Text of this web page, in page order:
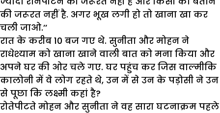
की जरूरत नहीं है. अगर भूख लगी हो तो खाना खा कर
चली जाओ.’’
रात के करीब 10 बज गए थे. सुनीता और मोहन ने
राधेश्याम को खाना खाने वाली बात को मना किया और
अपने घर की ओर चले गए. घर पहुंच कर जिस वाल्मीकि
कालोनी में वे लोग रहते थे, उन में से उन के पड़ोसी ने उन
से पूछा कि लक्ष्मी कहां है?
रोतेपीटते मोहन और सुनीता ने वह सारा घटनाक्रम पहले